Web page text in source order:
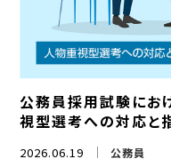
公務員採用試験にお
視型選考への対応と
2026.06.19 公務員